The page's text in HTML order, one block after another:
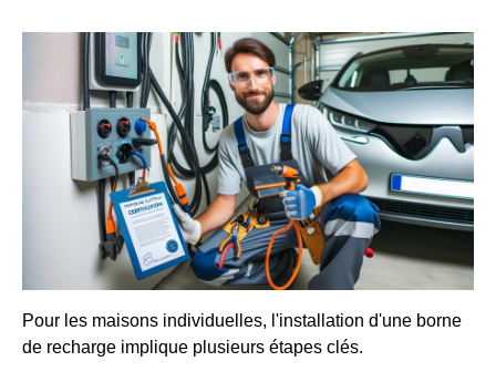
Pour les maisons individuelles, l'installation d'une borne
de recharge implique plusieurs étapes clés.